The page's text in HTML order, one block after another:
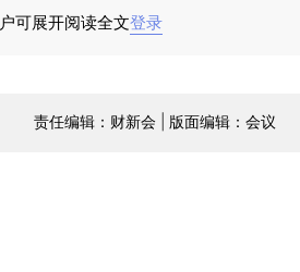
灵感与指南，进一步推动了城
体的实例谈论如何建设城市美
造、城市公园规划、城市街区
创新场景，激发商业新活力，
可展开阅读全文登录
责任编辑：财新会 | 版面编辑：会议